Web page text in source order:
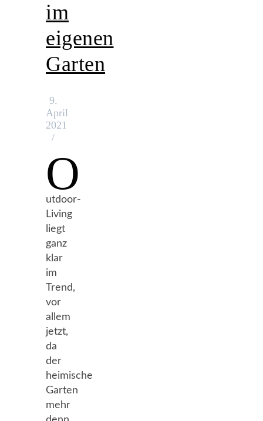
im
eigenen
Garten
9.
April
2021
/
O
utdoor-
Living
liegt
ganz
klar
im
Trend,
vor
allem
jetzt,
da
der
heimische
Garten
mehr